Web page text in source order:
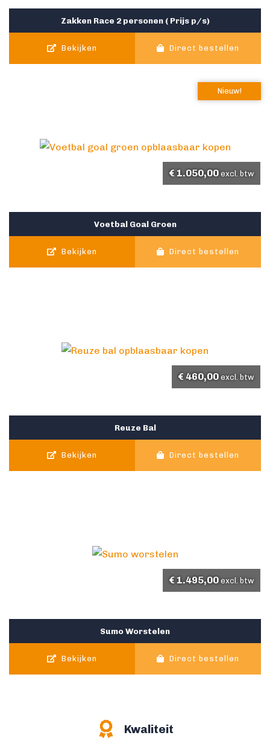
Zakken Race 2 personen ( Prijs p/s)
Bekijken Direct bestellen
Nieuw!
Voetbal Goal Groen
€ 1.050,00 excl. btw
Bekijken Direct bestellen
Reuze Bal
€ 460,00 excl. btw
Bekijken Direct bestellen
Sumo Worstelen
€ 1.495,00 excl. btw
Bekijken Direct bestellen
Kwaliteit